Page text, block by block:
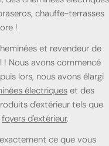
chauffe-terrasses
!
et revendeur de
Nous avons commencé
lors, nous avons élargi
électriqueset des
d'extérieur tels que
foyers d'extérieur.
ce que vous